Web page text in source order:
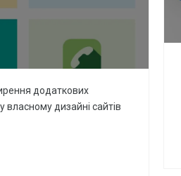
додаткових
власному дизайні сайтів